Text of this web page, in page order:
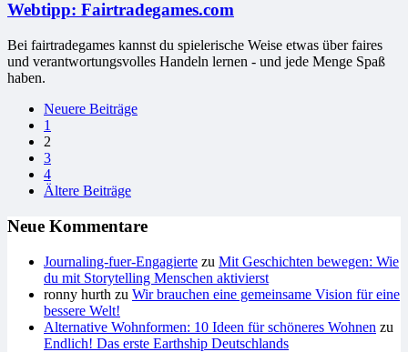
Webtipp: Fairtradegames.com
Bei fairtradegames kannst du spielerische Weise etwas über faires
und verantwortungsvolles Handeln lernen - und jede Menge Spaß
haben.
Seitennummerierung
der
Beiträge
Neuere Beiträge
1
2
3
4
Ältere Beiträge
Neue Kommentare
Journaling-fuer-Engagierte zu Mit Geschichten bewegen: Wie
du mit Storytelling Menschen aktivierst
ronny hurth zu Wir brauchen eine gemeinsame Vision für eine
bessere Welt!
Alternative Wohnformen: 10 Ideen für schöneres Wohnen zu
Endlich! Das erste Earthship Deutschlands